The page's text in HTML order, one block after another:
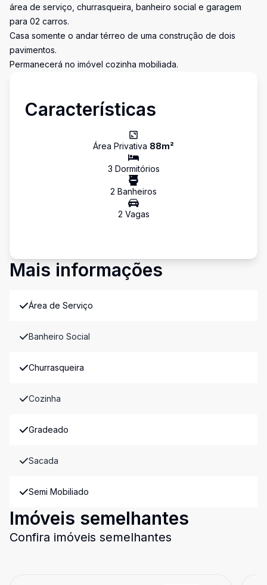
área de serviço, churrasqueira, banheiro social e garagem
para 02 carros.
Casa somente o andar térreo de uma construção de dois
pavimentos.
Permanecerá no imóvel cozinha mobiliada.
Características
Área Privativa 88m²
3 Dormitórios
2 Banheiros
2 Vagas
Mais informações
Área de Serviço
Banheiro Social
Churrasqueira
Cozinha
Gradeado
Sacada
Semi Mobiliado
Imóveis semelhantes
Confira imóveis semelhantes